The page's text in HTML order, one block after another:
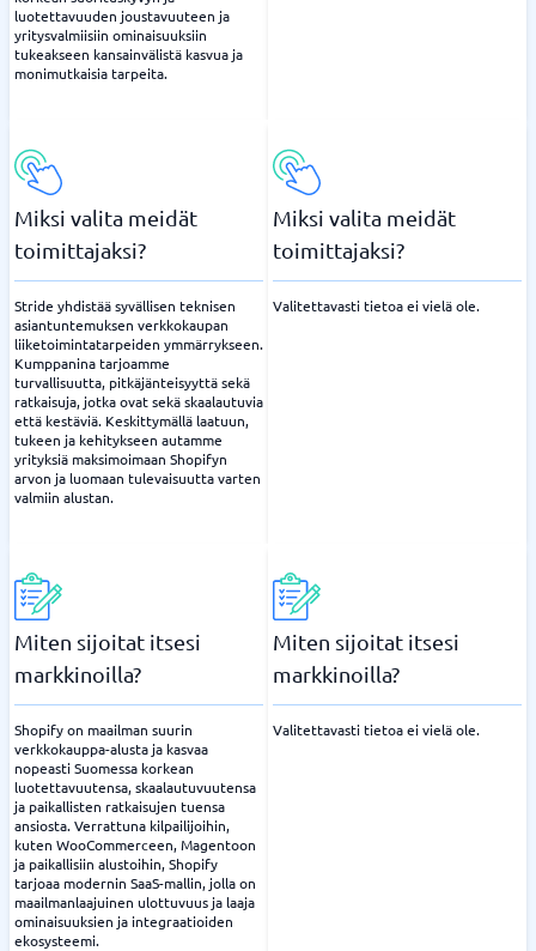
luotettavuuden joustavuuteen ja
yritysvalmiisiin ominaisuuksiin
tukeakseen kansainvälistä kasvua ja
monimutkaisia ​​tarpeita.
Miksi valita meidät
toimittajaksi?
Stride yhdistää syvällisen teknisen
asiantuntemuksen verkkokaupan
liiketoimintatarpeiden ymmärrykseen.
Kumppanina tarjoamme
turvallisuutta, pitkäjänteisyyttä sekä
ratkaisuja, jotka ovat sekä skaalautuvia
että kestäviä. Keskittymällä laatuun,
tukeen ja kehitykseen autamme
yrityksiä maksimoimaan Shopifyn
arvon ja luomaan tulevaisuutta varten
valmiin alustan.
Miksi valita meidät
toimittajaksi?
Valitettavasti tietoa ei vielä ole.
Miten sijoitat itsesi
markkinoilla?
Shopify on maailman suurin
verkkokauppa-alusta ja kasvaa
nopeasti Suomessa korkean
luotettavuutensa, skaalautuvuutensa
ja paikallisten ratkaisujen tuensa
ansiosta. Verrattuna kilpailijoihin,
kuten WooCommerceen, Magentoon
ja paikallisiin alustoihin, Shopify
tarjoaa modernin SaaS-mallin, jolla on
maailmanlaajuinen ulottuvuus ja laaja
ominaisuuksien ja integraatioiden
ekosysteemi.
Miten sijoitat itsesi
markkinoilla?
Valitettavasti tietoa ei vielä ole.